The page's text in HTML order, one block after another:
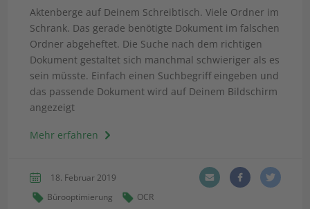
Aktenberge auf Deinem Schreibtisch. Viele Ordner im
Schrank. Das gerade benötigte Dokument im falschen
Ordner abgeheftet. Die Suche nach dem richtigen
Dokument gestaltet sich manchmal schwieriger als es
sein müsste. Einfach einen Suchbegriff eingeben und
das passende Dokument wird auf Deinem Bildschirm
angezeigt
Mehr erfahren
18. Februar 2019
Bürooptimierung
OCR